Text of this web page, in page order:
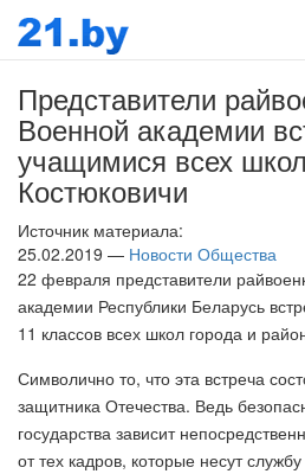
Представители
Военной академии
учащимися всех
Костюковичи
Источник материала:
25.02.2019 — Новости Общества
22 февраля представители
академии Республики Беларусь
11 классов всех школ города и
Символично то, что эта встреча
защитника Отечества. Ведь
государства зависит
от тех кадров, которые несут